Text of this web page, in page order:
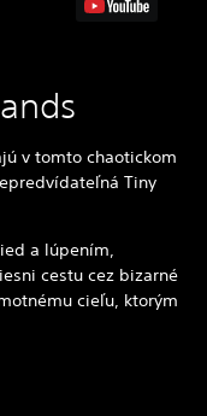
v tomto chaotickom
Tiny
a lúpením,
cestu cez bizarné
cieľu, ktorým